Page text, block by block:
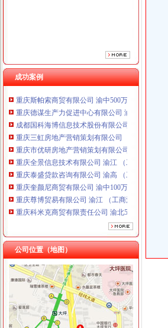
成功案例
重庆尊博贸易有限公司 渝江 （工商注册）
重庆科米克商贸有限责任公司 渝北50万 （工商注
重庆瑾崇进出口贸易有限公司 渝中100万 （进出
重庆德谋生产力促进中心有限公司 渝大10万 （
成都国科海博信息技术股份有限公司重庆分公司
重庆三虹房地产营销策划有限公司
重庆市优研房地产营销策划有限公司
重庆全景信息技术有限公司 渝江 （工商注册）
重庆泰盛贷款咨询有限公司 渝高 （工商注册）
重庆奎颜尼商贸有限公司 渝中100万 （工商注册）
重庆尊博贸易有限公司 渝江 （工商注册）
重庆科米克商贸有限责任公司 渝北50万 （工商注
重庆瑾崇进出口贸易有限公司 渝中100万 （进出
重庆斯帕索商贸有限公司 渝中500万 （进出口权）
重庆德谋生产力促进中心有限公司 渝大10万 （工
成都国科海博信息技术股份有限公司重庆分公司
公司位置（地图）
井口办税务登记证